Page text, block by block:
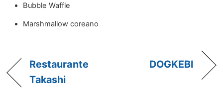
Bubble Waffle
Marshmallow coreano
Restaurante
Takashi
DOGKEBI